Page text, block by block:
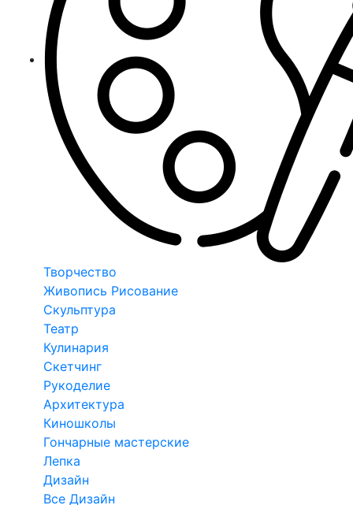
Творчество
Живопись Рисование
Скульптура
Театр
Кулинария
Скетчинг
Рукоделие
Архитектура
Киношколы
Гончарные мастерские
Лепка
Дизайн
Все Дизайн